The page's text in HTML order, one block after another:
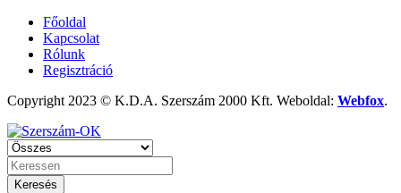
Főoldal
Kapcsolat
Rólunk
Regisztráció
Copyright 2023 © K.D.A. Szerszám 2000 Kft. Weboldal: Webfox.
Keresés